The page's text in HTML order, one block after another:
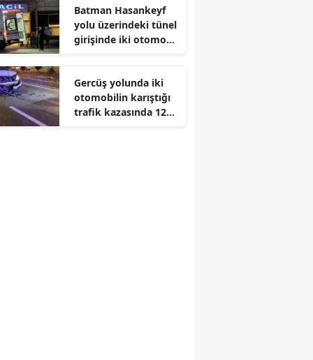
Denizli
Diyarbakır
Elazığ
Batman Hasankeyf
yolu üzerindeki tünel
girişinde iki otomobil
Gercüş yolunda iki
otomobilin karıştığı
trafik kazasında 12